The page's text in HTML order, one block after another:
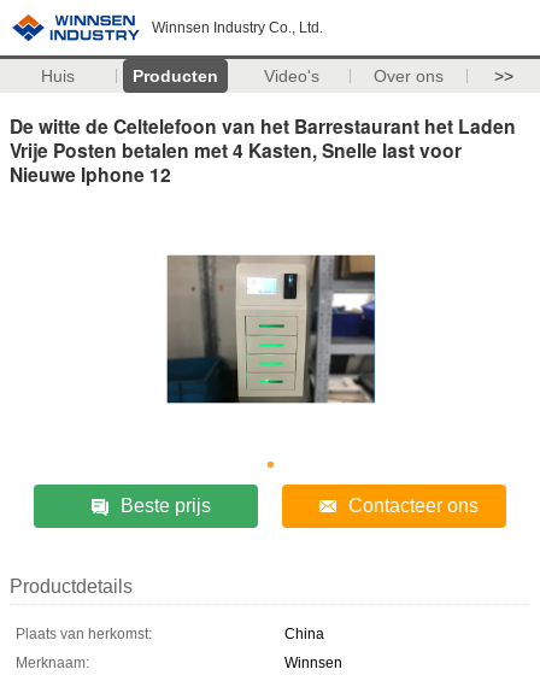
Winnsen Industry Co., Ltd.
Huis Producten Video's Over ons >>
De witte de Celtelefoon van het Barrestaurant het Laden
Vrije Posten betalen met 4 Kasten, Snelle last voor
Nieuwe Iphone 12
Beste prijs Contacteer ons
Productdetails
Plaats van herkomst:
China
Merknaam:
Winnsen